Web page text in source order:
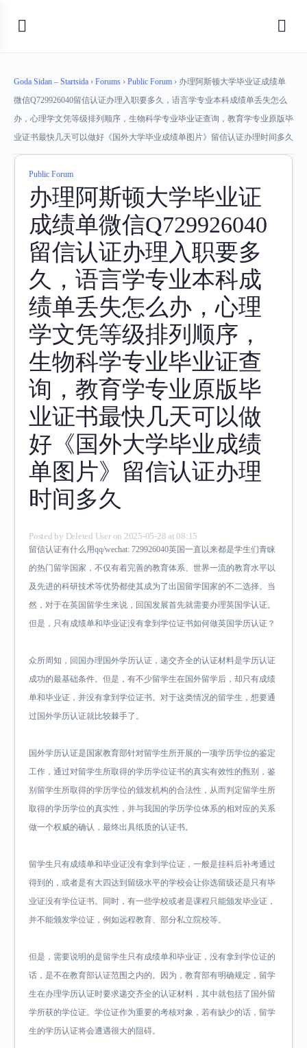
Goda Sidan – Startsida › Forums › Public Forum › 办理阿斯顿大学毕业证成绩单
微信Q729926040留信认证办理入职要多久，语言学专业本科成绩单丢失怎么
办，心理学文凭等级排列顺序，生物科学专业毕业证查询，教育学专业原版毕
业证书最快几天可以做好《国外大学毕业成绩单图片》留信认证办理时间多久
Public Forum
办理阿斯顿大学毕业证
成绩单微信Q729926040
留信认证办理入职要多
久，语言学专业本科成
绩单丢失怎么办，心理
学文凭等级排列顺序，
生物科学专业毕业证查
询，教育学专业原版毕
业证书最快几天可以做
好《国外大学毕业成绩
单图片》留信认证办理
时间多久
Posted by Deleted User on 2025-05-28 at 08:15
留信认证有什么用qq/wechat: 729926040英国一直以来都是学生们青睐
的热门留学国家，不仅有着完善的教育体系、世界一流的教育水平以
及先进的科研技术等优势都使其成为了出国留学国家的不二选择。当
然，对于在英国留学生来说，回国发展首先就需要办理英国学认证。
但是，只有成绩单和毕业证没有拿到学位证书如何做英国学历认证？
众所周知，回国办理国外学历认证，递交齐全的认证材料是学历认证
成功的最基础条件。但是，有不少留学生在国外留学后，却只有成绩
单和毕业证，并没有拿到学位证书。对于这类情况的留学生，想要通
过国外学历认证就比较棘手了。
国外学历认证是国家教育部针对留学生所开展的一项学历学位的鉴定
工作，通过对留学生所取得的学历学位证书的真实有效性的甄别，鉴
别留学生所取得的学历学位的颁发机构的合法性，从而判定留学生所
取得的学历学位的真实性，并与我国的学历学位体系的相对应的关系
做一个权威的确认，最终出具纸质的认证书。
留学生只有成绩单和毕业证没有拿到学位证，一般是挂科后补考通过
得到的，或者是有大四达到留级水平的学校会让你选留级还是只有毕
业证没有学位证书。同时，有一些学校或者是课程只能颁发毕业证，
并不能颁发学位证，例如远程教育、部分私立院校等。
但是，需要说明的是留学生只有成绩单和毕业证，没有拿到学位证的
话，是不在教育部认证范围之内的。因为，教育部有明确规定，留学
生在办理学历认证时要求递交齐全的认证材料，其中就包括了国外留
学所获的学位证。学位证作为重要的考核对象，若有缺少的话，留学
生的学历认证将会遭遇很大的阻碍。